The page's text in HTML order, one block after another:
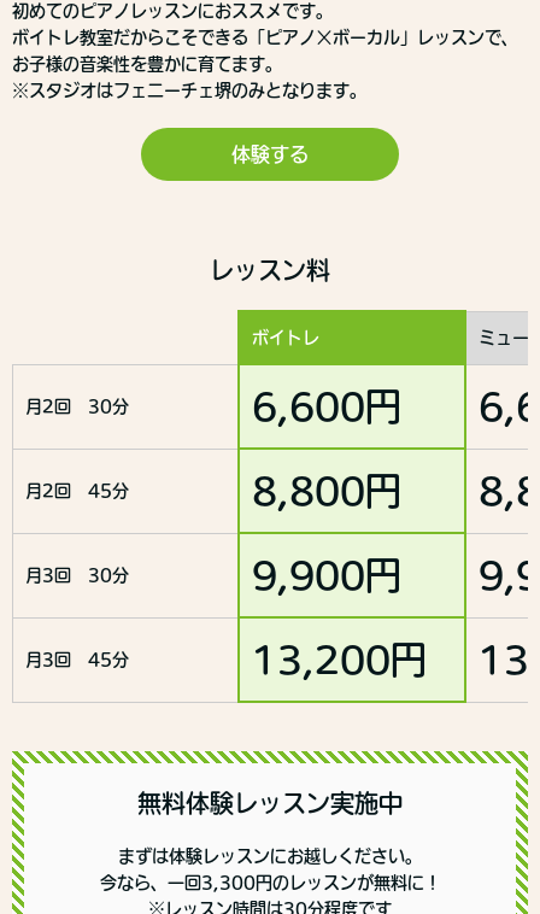
初めてのピアノレッスンにおススメです。
ボイトレ教室だからこそできる「ピアノ×ボーカル」レッスンで、
お子様の音楽性を豊かに育てます。
※スタジオはフェニーチェ堺のみとなります。
体験する
レッスン料
ボイトレ ミュー
月2回 30分 6,600円
月2回 45分 8,800円
月3回 30分 9,900円
月3回 45分 13,200円
無料体験レッスン実施中
まずは体験レッスンにお越しください。
今なら、一回3,300円のレッスンが無料に！
※レッスン時間は30分程度です